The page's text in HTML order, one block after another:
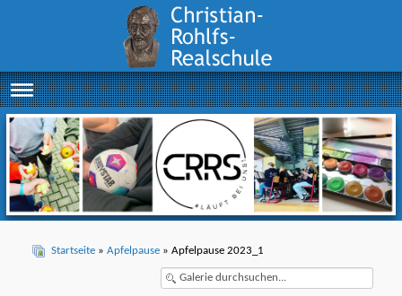
Startseite » Apfelpause » Apfelpause 2023_1